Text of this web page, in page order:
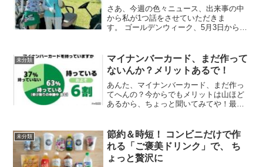
さあ、今週の色々ニュース、出来事の中
から私が1つ話をさせていただきま
す。 ゴールデンウィーク、5月3日から私
い。83歳の父、この3人でゴルフを回ろう
ねと。当然、私は...
未分類
マイナンバーカード、まだ作って
ないんか？メリットあるで！
あんた、マイナンバーカード、まだ作っ
てへんの？今からでもメリットは山ほど
あるから、ちょっと聞いてみてや！最
んで。おばちゃんが教えたるから、よ～
く聞いとき！1. 健康保険...
未分類
節約＆時短！ コンビニだけで作
れる「ご褒美ドリンク」で、 ち
ょっと贅沢に